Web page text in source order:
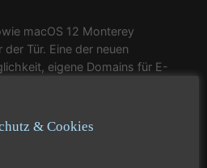
macOS 12 Monterey
Tür. Eine der neuen
eigene Domains für E-
bereits seit ein paar
& Cookies